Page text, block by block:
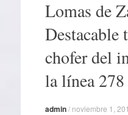
contenidoLomas de
Destacable
chofer del
la línea 278
admin/ noviembre 1,